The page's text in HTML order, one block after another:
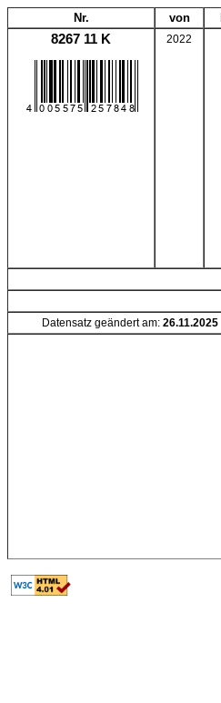
Nr. von
8267 11 K 2022
Datensatz geändert am: 26.11.2025